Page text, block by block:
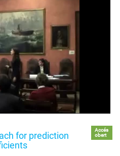
for prediction
Accés
obert